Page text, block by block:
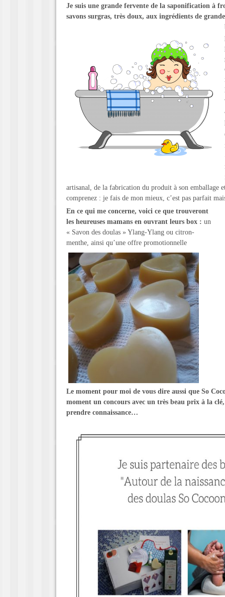
Je suis une grande fervente de la saponification à
savons surgras, très doux, aux ingrédients de
artisanal, de la fabrication du produit à son emballage
comprenez : je fais de mon mieux, c’est pas parfait
En ce qui me concerne, voici ce que trouveront
les heureuses mamans en ouvrant leurs box : un
« Savon des doulas » Ylang-Ylang ou citron-
menthe, ainsi qu’une offre promotionnelle
Le moment pour moi de vous dire aussi que So
moment un concours avec un très beau prix à la clé,
prendre connaissance…